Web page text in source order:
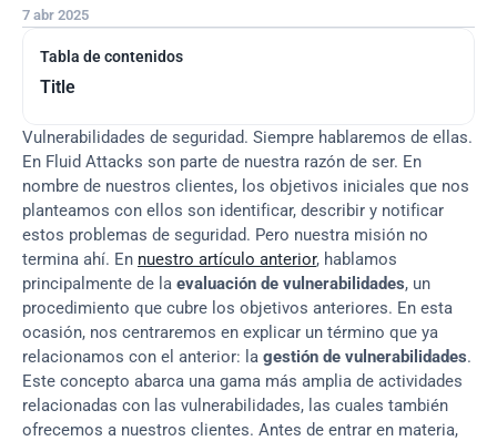
Tabla de contenidos
Title
7 abr 2025
Vulnerabilidades de seguridad. Siempre hablaremos de ellas.
En Fluid Attacks son parte de nuestra razón de ser. En
nombre de nuestros clientes, los objetivos iniciales que nos
planteamos con ellos son identificar, describir y notificar
estos problemas de seguridad. Pero nuestra misión no
termina ahí. En nuestro artículo anterior, hablamos
principalmente de la evaluación de vulnerabilidades, un
procedimiento que cubre los objetivos anteriores. En esta
ocasión, nos centraremos en explicar un término que ya
relacionamos con el anterior: la gestión de vulnerabilidades.
Este concepto abarca una gama más amplia de actividades
relacionadas con las vulnerabilidades, las cuales también
ofrecemos a nuestros clientes. Antes de entrar en materia,